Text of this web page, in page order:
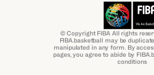
© Copyright FIBA All rights
FIBA.basketball may be
manipulated in any form. By
pages, you agree to abide by
conditions